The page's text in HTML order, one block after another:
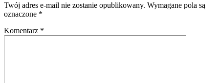
Twój adres e-mail nie zostanie opublikowany. Wymagane pola są
oznaczone *
Komentarz *